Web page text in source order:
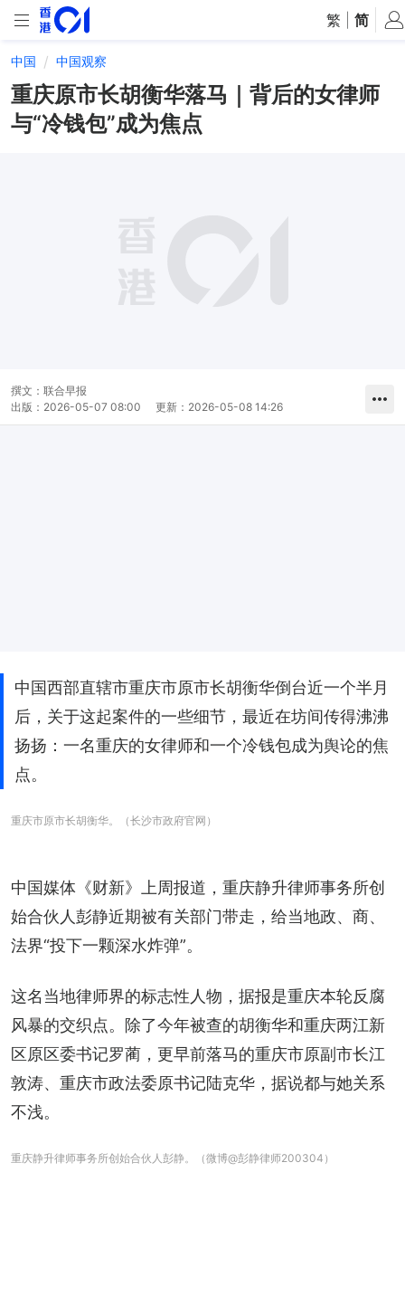
繁 简
中国 中国观察
重庆原市长胡衡华落马｜背后的女律师
与“冷钱包”成为焦点
撰文： 联合早报
出版： 2026-05-07 08:00 更新： 2026-05-08 14:26
中国西部直辖市重庆市原市长胡衡华倒台近一个半月
后，关于这起案件的一些细节，最近在坊间传得沸沸
扬扬：一名重庆的女律师和一个冷钱包成为舆论的焦
点。
重庆市原市长胡衡华。（长沙市政府官网）
中国媒体《财新》上周报道，重庆静升律师事务所创
始合伙人彭静近期被有关部门带走，给当地政、商、
法界“投下一颗深水炸弹”。
这名当地律师界的标志性人物，据报是重庆本轮反腐
风暴的交织点。除了今年被查的胡衡华和重庆两江新
区原区委书记罗蔺，更早前落马的重庆市原副市长江
敦涛、重庆市政法委原书记陆克华，据说都与她关系
不浅。
重庆静升律师事务所创始合伙人彭静。（微博@彭静律师200304）